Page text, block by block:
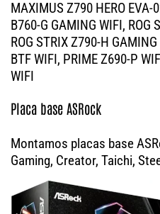
MAXIMUS Z790 HERO EVA-
B760-G GAMING WIFI, ROG
ROG STRIX Z790-H
BTF WIFI, PRIME Z690-P
WIFI
Placa base ASRock
Montamos placas base
Gaming, Creator, Taichi,